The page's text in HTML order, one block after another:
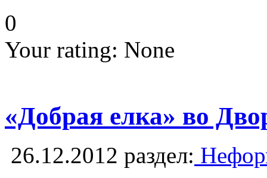
0
Your rating: None
«Добрая елка» во
26.12.2012 раздел: